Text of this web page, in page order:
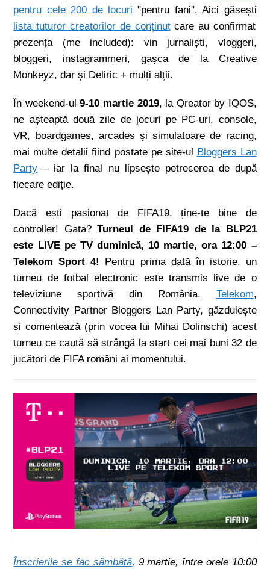
pentru cele 200 de locuri "pentru fani". Aici găsești
lista tuturor creatorilor de conținutcare au confirmat
prezența (me included): vin jurnaliști, vloggeri,
bloggeri, instagrammeri, gașca de la Creative
Monkeyz, dar și Deliric + mulți alții.
În weekend-ul9-10 martie 2019, la Qreator by IQOS,
ne așteaptă două zile de jocuri pe PC-uri, console,
VR, boardgames, arcades și simulatoare de racing,
mai multe detalii fiind postate pe site-ul Bloggers Lan
Party – iar la final nu lipsește petrecerea de după
fiecare ediție.
Dacă ești pasionat de FIFA19, ține-te bine de
controller! Gata?Turneul de FIFA19 de la BLP21
este LIVE pe TV duminică, 10 martie, ora 12:00 –
Telekom Sport 4!
Pentru prima dată în istorie, un
turneu de fotbal electronic este transmis live de o
televiziune sportivă din România. Telekom,
Connectivity Partner Bloggers Lan Party, găzduiește
și comentează (prin vocea lui Mihai Dolinschi) acest
turneu ce caută să strângă la start cei mai buni 32 de
jucători de FIFA români ai momentului.
Înscrierile se fac sâmbătă, 9 martie, între orele 10:00